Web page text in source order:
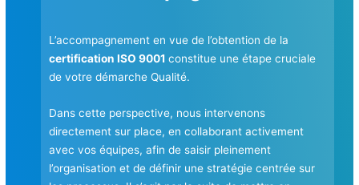
L’accompagnement en vue de l’obtention de la
certification ISO 9001constitue une étape cruciale
de votre démarche Qualité.
Dans cette perspective, nous intervenons
directement sur place, en collaborant activement
avec vos équipes, afin de saisir pleinement
l’organisation et de définir une stratégie centrée sur